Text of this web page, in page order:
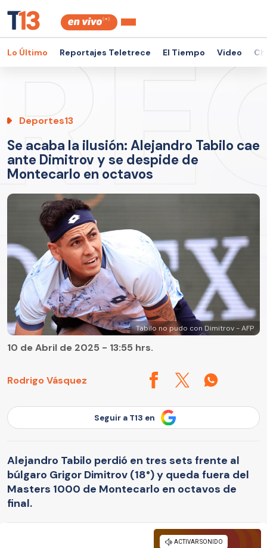
Lo Último Reportajes Teletrece El Tiempo Video
Deportes13
Se acaba la ilusión: Alejandro Tabilo cae
ante Dimitrov y se despide de
Montecarlo en octavos
Tabilo no pudo con Dimitrov - AFP
Rodrigo Vásquez
10 de Abril de 2025 - 13:55 hrs.
Seguir a T13 en
Alejandro Tabilo perdió en tres sets frente al
búlgaro Grigor Dimitrov (18°) y queda fuera del
Masters 1000 de Montecarlo en octavos de
final.